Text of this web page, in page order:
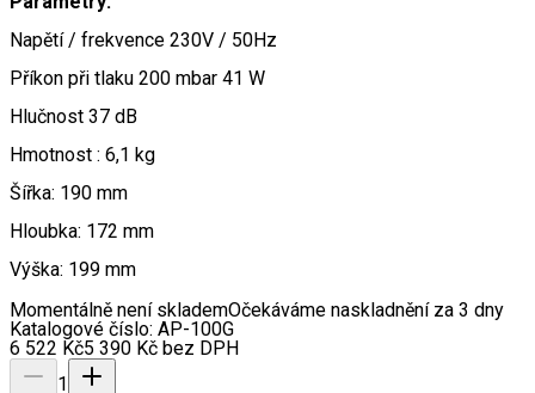
Napětí / frekvence 230V / 50Hz
Příkon při tlaku 200 mbar 41 W
Hlučnost 37 dB
Hmotnost : 6,1 kg
Šířka: 190 mm
Hloubka: 172 mm
Výška: 199 mm
Momentálně není sklademOčekáváme naskladnění za 3 dny
Katalogové číslo: AP-100G
6 522 Kč5 390 Kč bez DPH
1